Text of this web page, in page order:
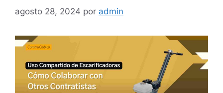
agosto 28, 2024 por admin